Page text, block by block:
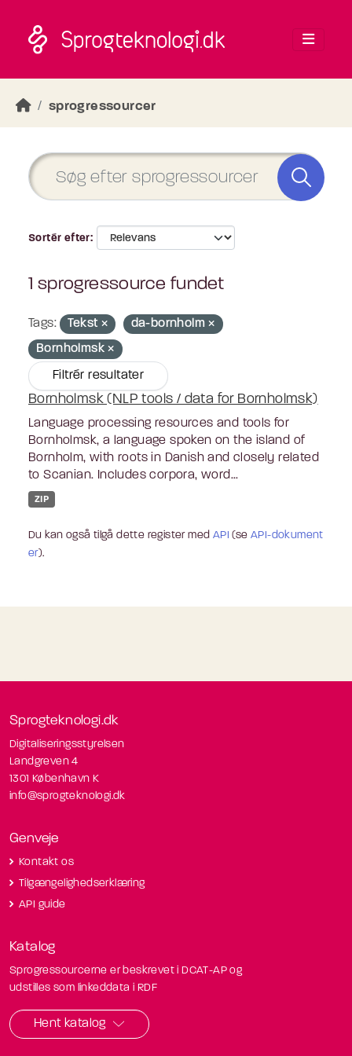
sprogressourcer
Sortér efter
1 sprogressource fundet
Tags: Tekst
da-bornholm
Bornholmsk
Filtrér resultater
Bornholmsk (NLP tools / data for Bornholmsk)
Language processing resources and tools for
Bornholmsk, a language spoken on the island of
Bornholm, with roots in Danish and closely related
to Scanian. Includes corpora, word...
ZIP
Du kan også tilgå dette register med API (seAPI-dokument
er).
Sprogteknologi.dk
Digitaliseringsstyrelsen
Landgreven 4
1301 København K
info@sprogteknologi.dk
Genveje
Kontakt os
Tilgængelighedserklæring
API guide
Katalog
Sprogressourcerne er beskrevet i DCAT-AP og
udstilles som linkeddata i RDF
Hent katalog